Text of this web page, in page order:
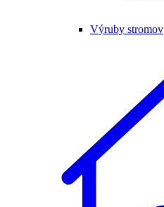
Výruby stromov